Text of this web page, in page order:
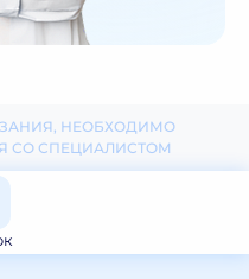
НЕОБХОДИМО
СО СПЕЦИАЛИСТОМ